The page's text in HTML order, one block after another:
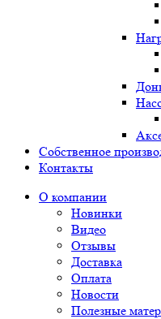
Собственное
Контакты
О компании
Новинки
Видео
Отзывы
Доставка
Оплата
Новости
Полезные